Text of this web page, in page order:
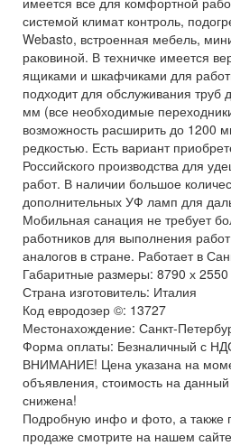
системой климат контроль,
Webasto, встроенная мебель,
раковиной. В техничке имеется
ящиками и шкафчиками для
подходит для обслуживания труб
мм (все необходимые
возможность расширить до 1200
редкостью. Есть вариант
Российского производства для
работ. В наличии большое
дополнительных УФ ламп для
Мобильная санация не требует
работников для выполнения
аналогов в стране. Работает в
Габаритные размеры: 8790 х
Страна изготовитель: Италия
Код евродозер ©: 13727
Местонахождение: Санкт-
Форма оплаты: Безналичный с
ВНИМАНИЕ! Цена указана на
объявления, стоимость на
снижена!
Подробную инфо и фото, а также
продаже смотрите на нашем сайте